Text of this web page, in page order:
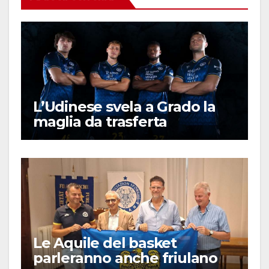
L’Udinese svela a Grado la
maglia da trasferta
Le Aquile del basket
parleranno anche friulano